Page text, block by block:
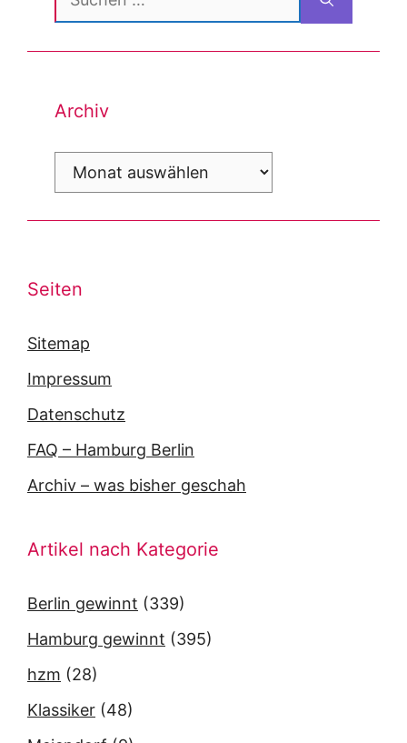
Archiv
Archiv
Seiten
Sitemap
Impressum
Datenschutz
FAQ – Hamburg Berlin
Archiv – was bisher geschah
Artikel nach Kategorie
Berlin gewinnt (339)
Hamburg gewinnt (395)
hzm (28)
Klassiker (48)